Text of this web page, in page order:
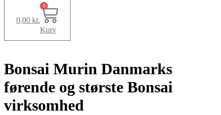
0,00 kr.
0
Kurv
Bonsai Murin Danmarks
førende og største Bonsai
virksomhed